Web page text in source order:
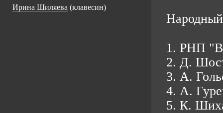
Ирина Шиляева (клавесин)
1. РНП
2. Д.
3. А.
4. А.
5. К.